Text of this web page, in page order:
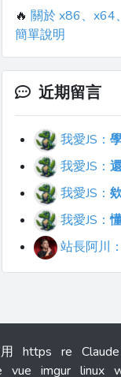
🔥 關於 x86、x64
簡單說明
近期留言
我愛JS：
我愛JS：
我愛JS：
我愛JS：
站長阿川：
https re
vue imgur linux